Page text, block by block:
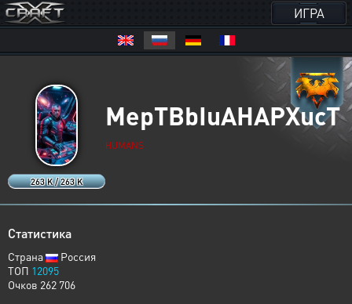
ИГРА
263 K / 263 K
MepTBbIuAHAPXucT
HUMANS
Статистика
Страна
Россия
ТОП 12095
Очков 262 706